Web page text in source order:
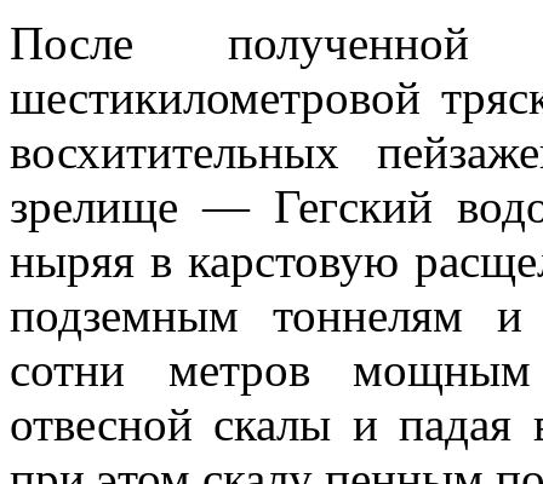
После
шестикилометровой
восхитительных
зрелище — Гегский
ныряя в карстовую
подземным тоннелям и
сотни метров
отвесной скалы и